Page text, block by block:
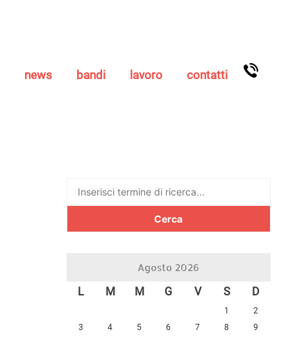
news bandi lavoro contatti
Ricerca
Agosto 2026
L M M G V S D
1
2
3
4 5 6 7 8
9